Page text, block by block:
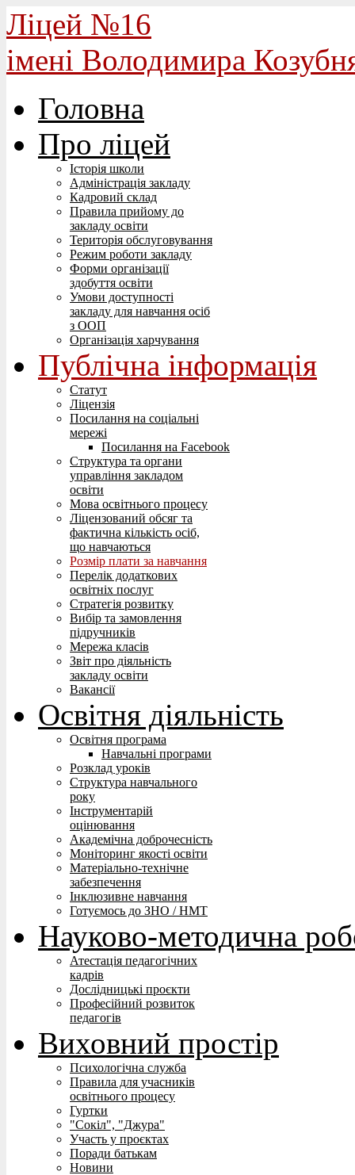
Ліцей №16
імені Володимира
Головна
Про ліцей
Історія школи
Адміністрація закладу
Кадровий склад
Правила прийому до
закладу освіти
Територія обслуговування
Режим роботи закладу
Форми організації
здобуття освіти
Умови доступності
закладу для навчання осіб
з ООП
Організація харчування
Публічна інформація
Статут
Ліцензія
Посилання на соціальні
мережі
Посилання на Facebook
Структура та органи
управління закладом
освіти
Мова освітнього процесу
Ліцензований обсяг та
фактична кількість осіб,
що навчаються
Розмір плати за навчання
Перелік додаткових
освітніх послуг
Стратегія розвитку
Вибір та замовлення
підручників
Мережа класів
Звіт про діяльність
закладу освіти
Вакансії
Освітня діяльність
Освітня програма
Навчальні програми
Розклад уроків
Структура навчального
року
Інструментарій
оцінювання
Академічна доброчесність
Моніторинг якості освіти
Матеріально-технічне
забезпечення
Інклюзивне навчання
Готуємось до ЗНО / НМТ
Науково-методична
Атестація педагогічних
кадрів
Дослідницькі проєкти
Професійний розвиток
педагогів
Виховний простір
Психологічна служба
Правила для учасників
освітнього процесу
Гуртки
"Сокіл", "Джура"
Участь у проєктах
Поради батькам
Новини